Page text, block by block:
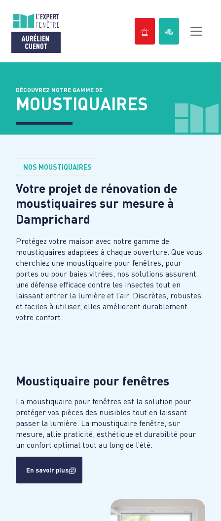
contenuDÉCOUVREZ NOTRE GAMME DE
MOUSTIQUAIRES
NOS MOUSTIQUAIRES
Votre projet de rénovation de
moustiquaires sur mesure à
Damprichard
Protégez votre maison avec notre gamme de
moustiquaires adaptées à chaque ouverture. Que vous
cherchiez une moustiquaire pour fenêtres, pour
portes ou pour baies vitrées, nos solutions assurent
une défense efficace contre les insectes tout en
laissant entrer la lumière et l’air. Discrètes, robustes
et faciles à utiliser, elles améliorent durablement
votre confort.
Moustiquaire pour fenêtres
La moustiquaire pour fenêtres est la solution pour
protéger vos pièces des nuisibles tout en laissant
passer la lumière. La moustiquaire fenêtre, sur
mesure, allie praticité, esthétique et durabilité pour
un confort optimal tout au long de l’été.
En savoir plus